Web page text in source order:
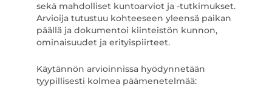
sekä mahdolliset kuntoarviot ja -tutkimukset.
Arvioija tutustuu kohteeseen yleensä paikan
päällä ja dokumentoi kiinteistön kunnon,
ominaisuudet ja erityispiirteet.
Käytännön arvioinnissa hyödynnetään
tyypillisesti kolmea päämenetelmää: